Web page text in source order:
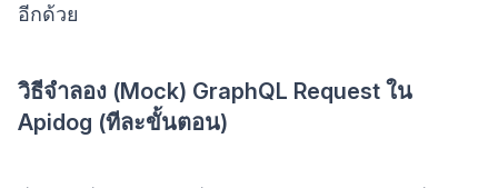
อีกด้วย
วิธีจำลอง (Mock) GraphQL Request ใน
Apidog (ทีละขั้นตอน)